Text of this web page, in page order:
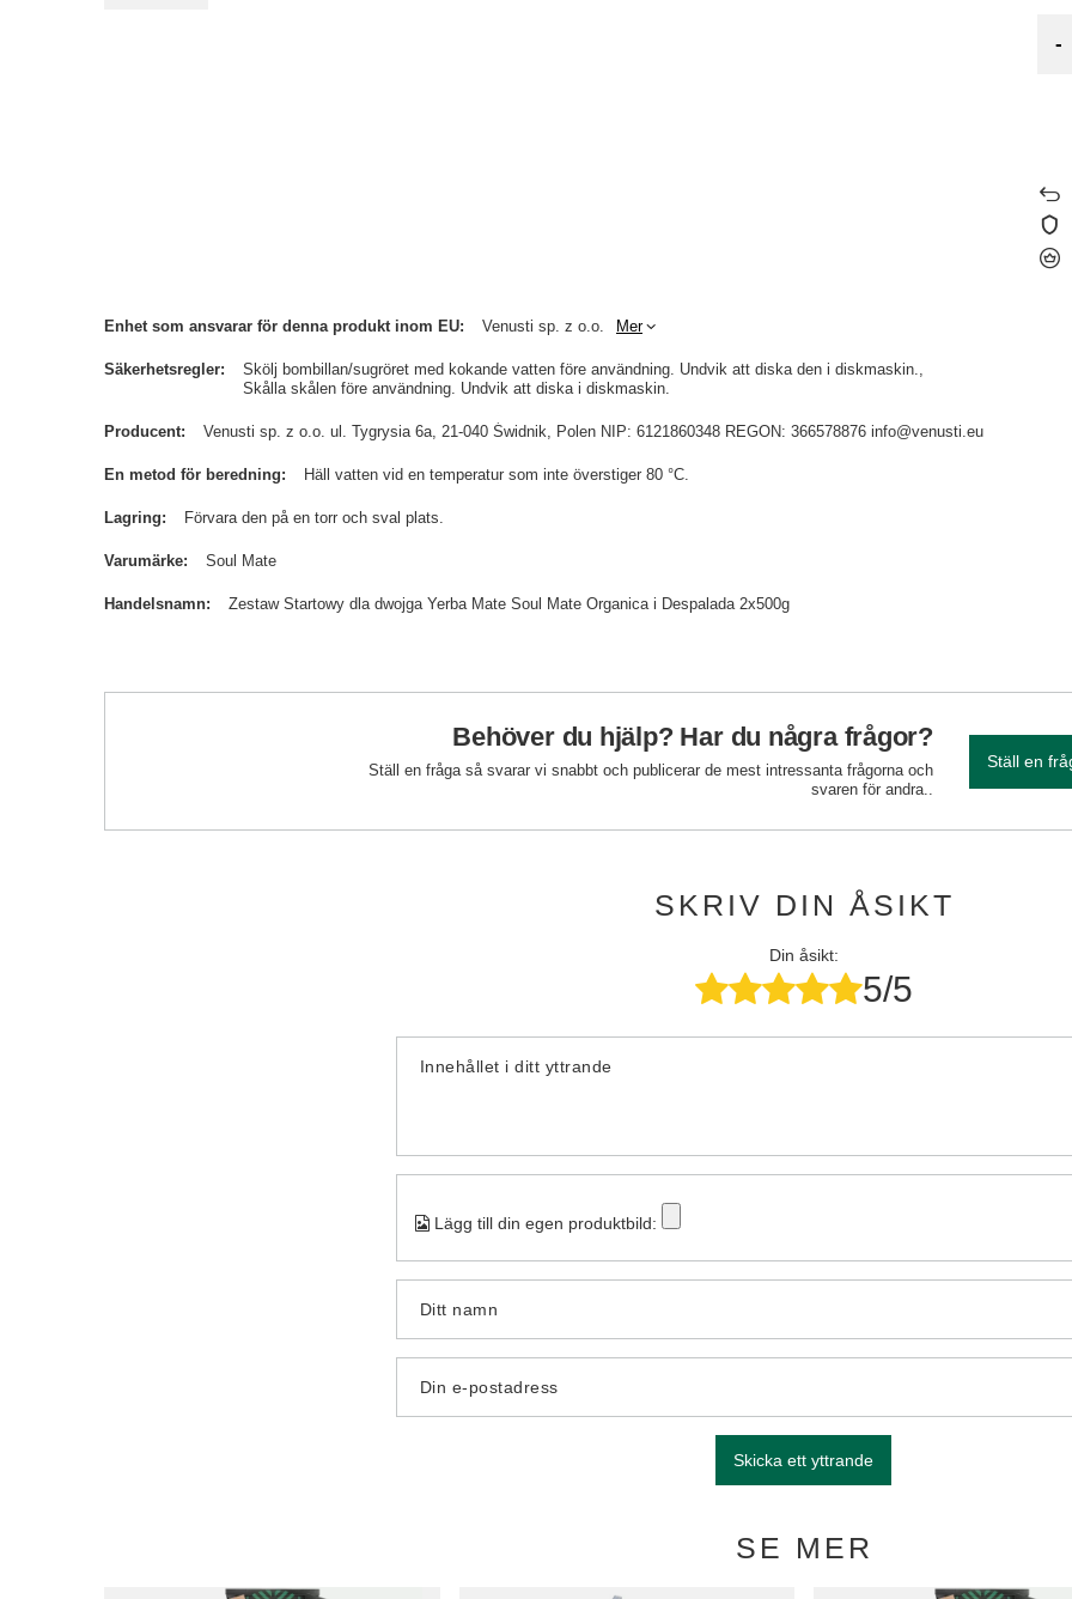
-
Enhet som ansvarar för denna produkt inom EU Venusti sp. z o.o. Mer
Säkerhetsregler
Skölj bombillan/sugröret med kokande vatten före användning. Undvik att diska den i diskmaskin.
Skålla skålen före användning. Undvik att diska i diskmaskin.
Producent Venusti sp. z o.o. ul. Tygrysia 6a, 21-040 Świdnik, Polen NIP: 6121860348 REGON: 366578876 info@venusti.eu
En metod för beredning Häll vatten vid en temperatur som inte överstiger 80 °C.
Lagring Förvara den på en torr och sval plats.
Varumärke Soul Mate
Handelsnamn Zestaw Startowy dla dwojga Yerba Mate Soul Mate Organica i Despalada 2x500g
Behöver du hjälp? Har du några frågor?
Ställ en fråga så svarar vi snabbt och publicerar de mest intressanta frågorna och
svaren för andra..
Ställ en
SKRIV DIN ÅSIKT
Din åsikt:
5/5
Innehållet i ditt yttrande
Lägg till din egen produktbild:
Ditt namn
Din e-postadress
Skicka ett yttrande
SE MER